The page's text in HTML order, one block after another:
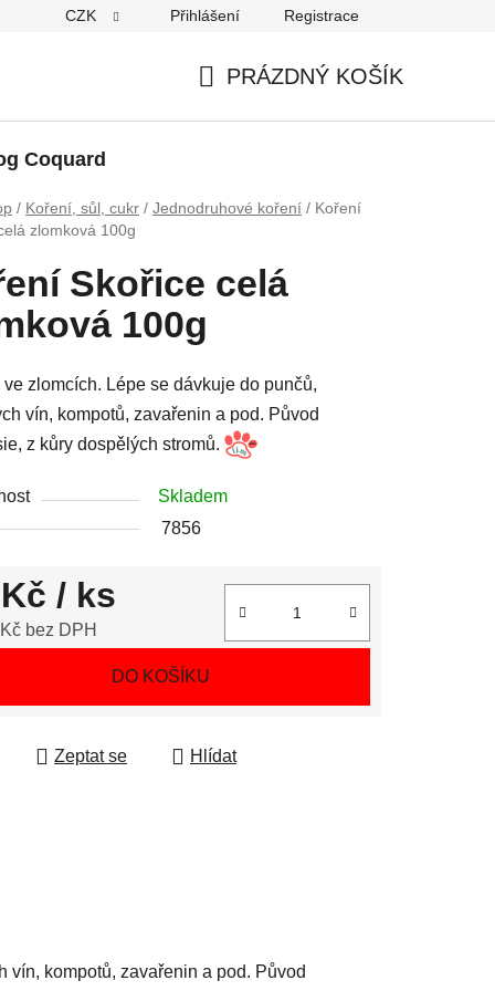
CZK Přihlášení Registrace
PRÁZDNÝ KOŠÍK
Coquard
/ Koření, sůl, cukr / Jednodruhové koření / Koření
zlomková 100g
Skořice celá
100g
ve zlomcích. Lépe se dávkuje do punčů,
vín, kompotů, zavařenin a pod. Původ
z kůry dospělých stromů.
Skladem
7856
/ ks
bez DPH
DO KOŠÍKU
Zeptat se Hlídat
vín, kompotů, zavařenin a pod. Původ